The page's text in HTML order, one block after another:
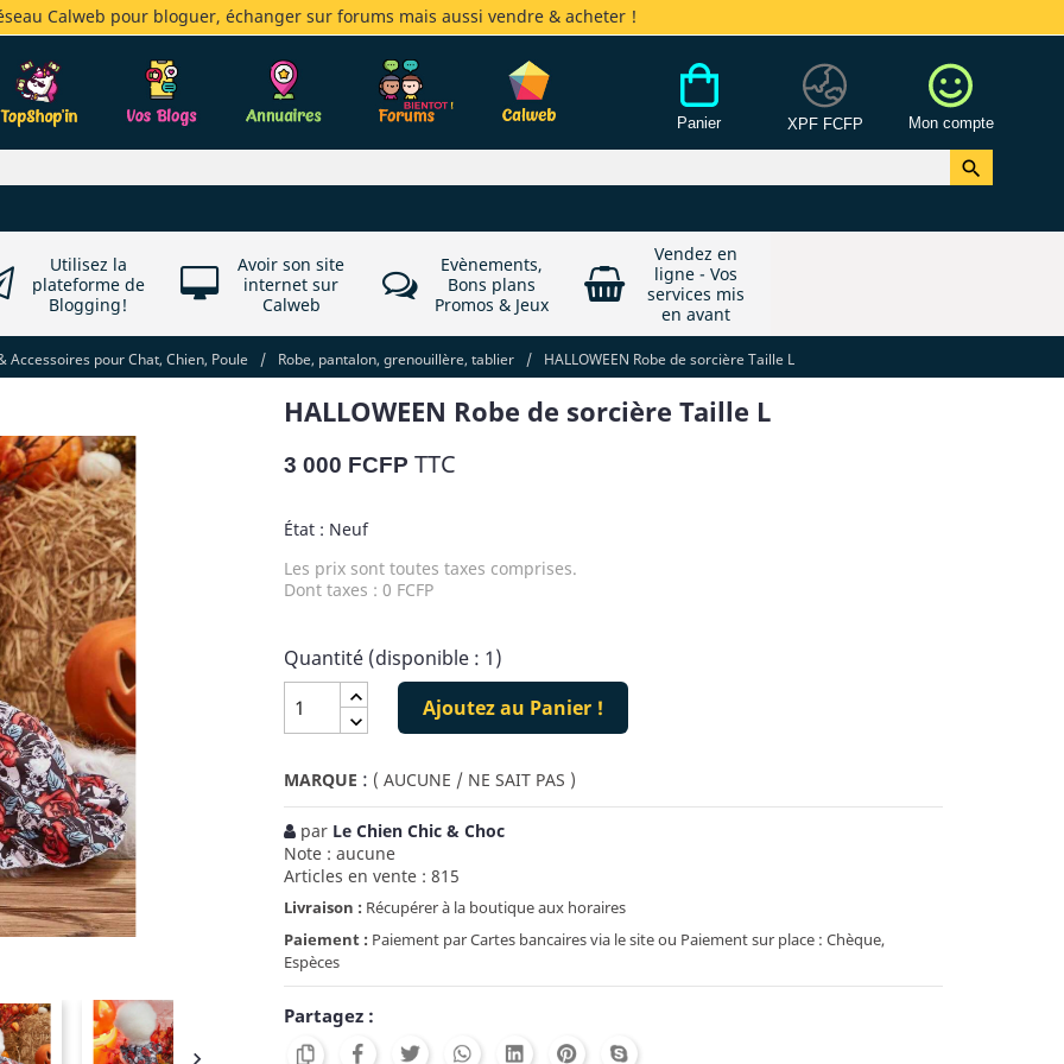
Calweb pour bloguer, échanger sur forums mais aussi vendre & acheter !
Panier XPF FCFP Mon compte

Utilisez la
plateforme de
Blogging!
Avoir son site
internet sur
Calweb
Evènements,
Bons plans
Promos & Jeux
Vendez en
ligne - Vos
services mis
en avant
Accessoires pour Chat, Chien, Poule / Robe, pantalon, grenouillère, tablier / HALLOWEEN Robe de sorcière Taille L

HALLOWEEN Robe de sorcière Taille L
3 000 FCFP TTC
État : Neuf
Les prix sont toutes taxes comprises.
Dont taxes : 0 FCFP
Quantité (disponible : 1)
Ajoutez au Panier !
MARQUE : ( AUCUNE / NE SAIT PAS )
par Le Chien Chic & Choc
Note : aucune
Articles en vente : 815
Livraison : Récupérer à la boutique aux horaires
Paiement : Paiement par Cartes bancaires via le site ou Paiement sur place : Chèque,
Espèces
Partagez :